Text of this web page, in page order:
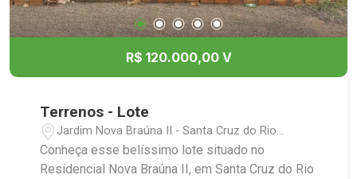
R$ 120.000,00 V
Terrenos - Lote
Jardim Nova Braúna II - Santa Cruz do Rio
Pardo/SP
Conheça esse belíssimo lote situado no
Residencial Nova Braúna II, em Santa Cruz do Rio